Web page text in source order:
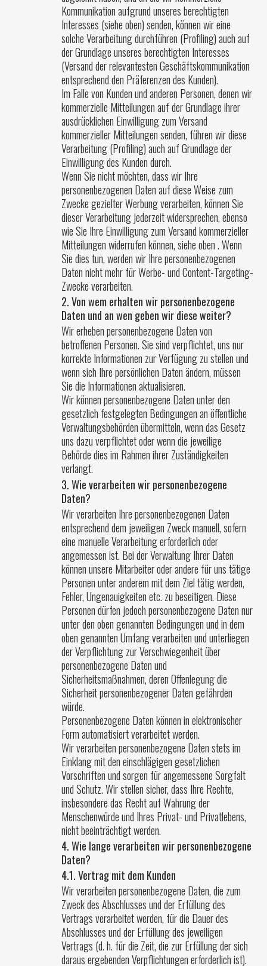
Kommunikation aufgrund unseres berechtigten
Interesses (siehe oben) senden, können wir eine
solche Verarbeitung durchführen (Profiling) auch auf
der Grundlage unseres berechtigten Interesses
(Versand der relevantesten Geschäftskommunikation
entsprechend den Präferenzen des Kunden).
Im Falle von Kunden und anderen Personen, denen wir
kommerzielle Mitteilungen auf der Grundlage ihrer
ausdrücklichen Einwilligung zum Versand
kommerzieller Mitteilungen senden, führen wir diese
Verarbeitung (Profiling) auch auf Grundlage der
Einwilligung des Kunden durch.
Wenn Sie nicht möchten, dass wir Ihre
personenbezogenen Daten auf diese Weise zum
Zwecke gezielter Werbung verarbeiten, können Sie
dieser Verarbeitung jederzeit widersprechen, ebenso
wie Sie Ihre Einwilligung zum Versand kommerzieller
Mitteilungen widerrufen können, siehe oben . Wenn
Sie dies tun, werden wir Ihre personenbezogenen
Daten nicht mehr für Werbe- und Content-Targeting-
Zwecke verarbeiten.
2. Von wem erhalten wir personenbezogene
Daten und an wen geben wir diese weiter?
Wir erheben personenbezogene Daten von
betroffenen Personen. Sie sind verpflichtet, uns nur
korrekte Informationen zur Verfügung zu stellen und
wenn sich Ihre persönlichen Daten ändern, müssen
Sie die Informationen aktualisieren.
Wir können personenbezogene Daten unter den
gesetzlich festgelegten Bedingungen an öffentliche
Verwaltungsbehörden übermitteln, wenn das Gesetz
uns dazu verpflichtet oder wenn die jeweilige
Behörde dies im Rahmen ihrer Zuständigkeiten
verlangt.
3. Wie verarbeiten wir personenbezogene
Daten?
Wir verarbeiten Ihre personenbezogenen Daten
entsprechend dem jeweiligen Zweck manuell, sofern
eine manuelle Verarbeitung erforderlich oder
angemessen ist. Bei der Verwaltung Ihrer Daten
können unsere Mitarbeiter oder andere für uns tätige
Personen unter anderem mit dem Ziel tätig werden,
Fehler, Ungenauigkeiten etc. zu beseitigen. Diese
Personen dürfen jedoch personenbezogene Daten nur
unter den oben genannten Bedingungen und in dem
oben genannten Umfang verarbeiten und unterliegen
der Verpflichtung zur Verschwiegenheit über
personenbezogene Daten und
Sicherheitsmaßnahmen, deren Offenlegung die
Sicherheit personenbezogener Daten gefährden
würde.
Personenbezogene Daten können in elektronischer
Form automatisiert verarbeitet werden.
Wir verarbeiten personenbezogene Daten stets im
Einklang mit den einschlägigen gesetzlichen
Vorschriften und sorgen für angemessene Sorgfalt
und Schutz. Wir stellen sicher, dass Ihre Rechte,
insbesondere das Recht auf Wahrung der
Menschenwürde und Ihres Privat- und Privatlebens,
nicht beeinträchtigt werden.
4. Wie lange verarbeiten wir personenbezogene
Daten?
4.1. Vertrag mit dem Kunden
Wir verarbeiten personenbezogene Daten, die zum
Zweck des Abschlusses und der Erfüllung des
Vertrags verarbeitet werden, für die Dauer des
Abschlusses und der Erfüllung des jeweiligen
Vertrags (d. h. für die Zeit, die zur Erfüllung der sich
daraus ergebenden Verpflichtungen erforderlich ist).